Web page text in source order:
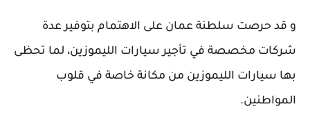
و قد حرصت سلطنة عمان على الاهتمام بتوفير عدة
شركات مخصصة في تأجير سيارات الليموزين، لما تحظى
بها سيارات الليموزين من مكانة خاصة في قلوب
المواطنين.